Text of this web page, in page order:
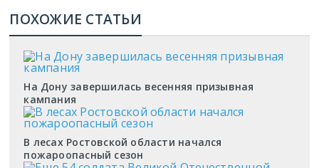
ПОХОЖИЕ СТАТЬИ
На Дону завершилась весенняя призывная
кампания
В лесах Ростовской области начался
пожароопасный сезон